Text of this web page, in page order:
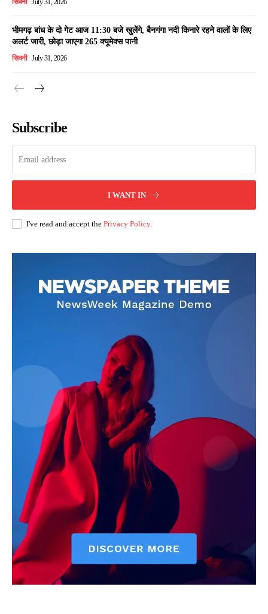
सिवनी July 31, 2026
भीमगढ़ बांध के दो गेट आज 11:30 बजे खुलेंगे, बैनगंगा नदी किनारे रहने वालों के लिए
अलर्ट जारी, छोड़ा जाएगा 265 क्यूमेक्स पानी
सिवनी July 31, 2026
Subscribe
I WANT IN
I've read and accept the Privacy Policy.